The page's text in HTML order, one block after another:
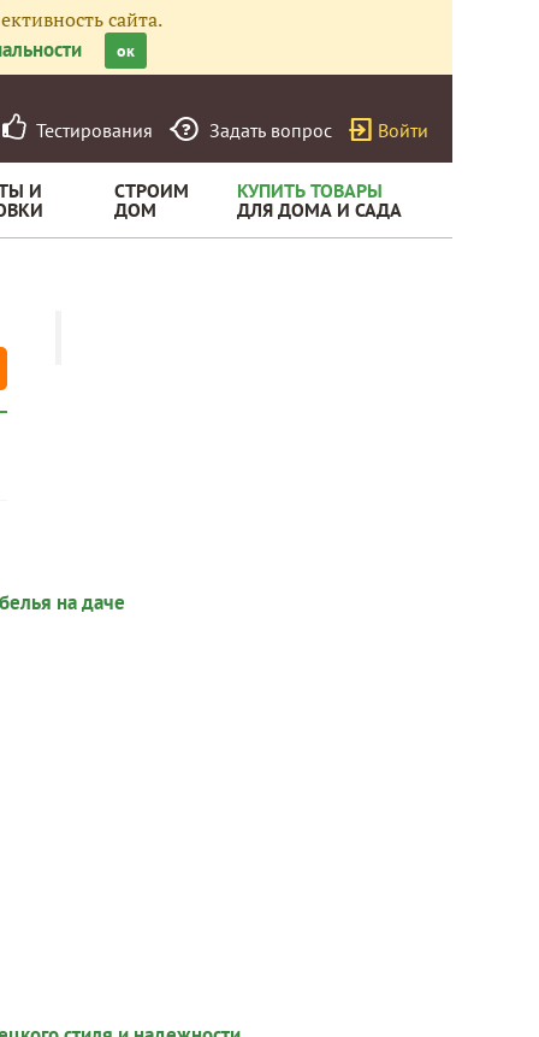
сайта.
ок
Тестирования Задать вопрос Войти
И
СТРОИМ
ДОМ
КУПИТЬ ТОВАРЫ
ДЛЯ ДОМА И САДА